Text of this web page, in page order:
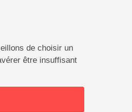
de choisir un
être insuffisant